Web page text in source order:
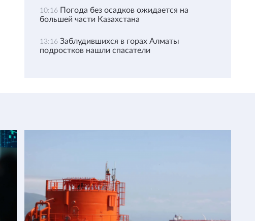
10:16 Погода без осадков ожидается на
большей части Казахстана
13:16 Заблудившихся в горах Алматы
подростков нашли спасатели